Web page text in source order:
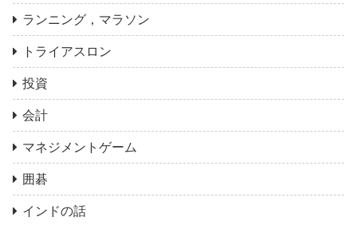
ランニング，マラソン
トライアスロン
投資
会計
マネジメントゲーム
囲碁
インドの話